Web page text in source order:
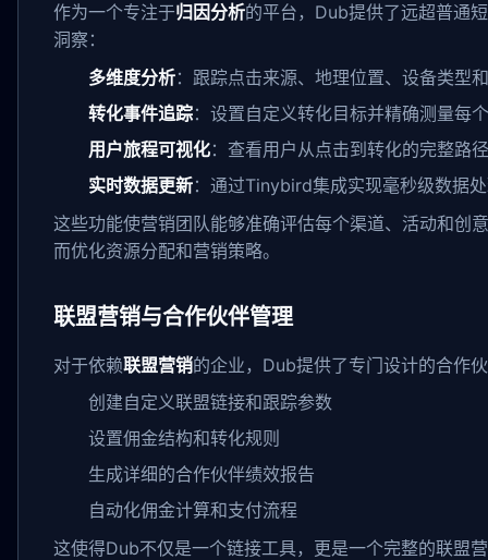
作为一个专注于归因分析的平台，Dub提供了远超普通
洞察：
多维度分析：跟踪点击来源、地理位置、设备类型
转化事件追踪：设置自定义转化目标并精确测量每
用户旅程可视化：查看用户从点击到转化的完整路径
实时数据更新：通过Tinybird集成实现毫秒级数据
这些功能使营销团队能够准确评估每个渠道、活动和创
而优化资源分配和营销策略。
联盟营销与合作伙伴管理
对于依赖联盟营销的企业，Dub提供了专门设计的合作
创建自定义联盟链接和跟踪参数
设置佣金结构和转化规则
生成详细的合作伙伴绩效报告
自动化佣金计算和支付流程
这使得Dub不仅是一个链接工具，更是一个完整的联盟